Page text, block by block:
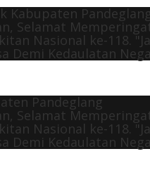
Kabupaten
Selamat
Nasional ke-118.
Demi Kedaulatan
Pandeglang
Selamat
Nasional ke-118.
Demi Kedaulatan